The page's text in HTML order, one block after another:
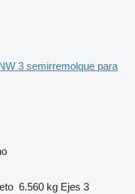
3 semirremolque para
6.560 kg Ejes 3